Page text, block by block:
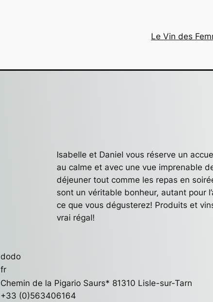
Le Vin des
Isabelle et Daniel vous réserve un
au calme et avec une vue imprenable
déjeuner tout comme les repas en
sont un véritable bonheur, autant pour
ce que vous dégusterez! Produits et
vrai régal!
dodo
fr
Chemin de la Pigario Saurs* 81310 Lisle-sur-Tarn
+33 (0)563406164